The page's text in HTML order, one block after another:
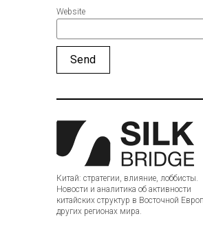
Website
Китай: стратегии, влияние, лоббисты.
Новости и аналитика об активности
китайских структур в Восточной
других регионах мира.